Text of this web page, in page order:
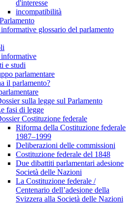
d'interesse
incompatibilità
informative glossario del parlamento
informative
e studi
parlamentare
il parlamento?
sulla legge sul Parlamento
fasi di legge
Costituzione federale
Riforma della Costituzione federale
1987–1999
Deliberazioni delle commissioni
Costituzione federale del 1848
Due dibattiti parlamentari adesione
Società delle Nazioni
La Costituzione federale /
Centenario dell’adesione della
Svizzera alla Società delle Nazioni